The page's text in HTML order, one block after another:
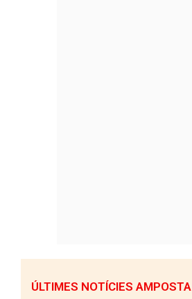
ÚLTIMES NOTÍCIES AMPOSTA